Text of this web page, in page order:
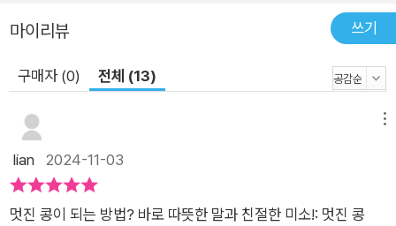
을 헤아려 보게 하지요. 삐뚤어지고 싶은 아이의 마음을 잘 그려
낸 《나쁜 씨앗》, 착한 아이 증후군으로 고민하는 아이에 관한 《착
한 달걀》, 그리고 멋지고 인기 많은 아이가 되고 싶은 아이의 바
람을 담은 《멋진 콩》까지, 작가는 아이들이 성장하며 맞닥뜨리게
되는 다양한 감정들을 놓치지 않고, 유쾌하고 재미있는 이야기로
풀어내고 있어요. 앞선 두 권을 읽었다면, 소심한 콩의 멋진 콩 되
기 대작전, 《멋진 콩》도 읽어 보세요. 책 속에 등장하는 다양한 캐
릭터들의 입장에서 생각해 보고 진정한 멋과 아름다움은 무엇인
지 함께 이야기를 나누어 볼 수 있을 거예요.
마이리뷰 쓰기
구매자 (0) 전체 (13)
lian 2024-11-03
멋진 콩이 되는 방법? 바로 따뜻한 말과 친절한 미소!: 멋진 콩